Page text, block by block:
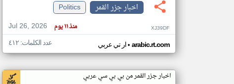
اخبار جزر القمر
Politics
Jul 26, 2026
منذ ١١ يوم XJ39DF
ار تي عربي• arabic.rt.com عدد الكلمات: ٤١٢
اخبار جزر القمر من بي بي سي عربي